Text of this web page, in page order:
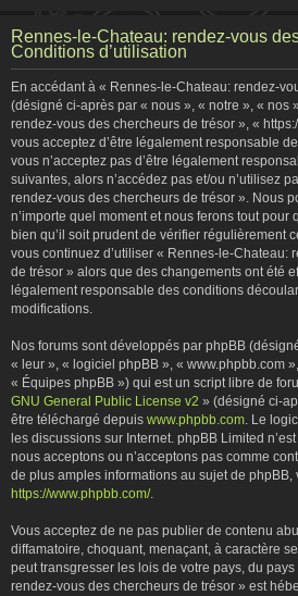
Rennes-le-Chateau: rendez-vous
Conditions d’utilisation
En accédant à « Rennes-le-Chateau: rendez-
(désigné ci-après par « nous », « notre », « nos
rendez-vous des chercheurs de trésor », «
vous acceptez d’être légalement responsable
vous n’acceptez pas d’être légalement
suivantes, alors n’accédez pas et/ou n’utilisez
rendez-vous des chercheurs de trésor ». Nous
n’importe quel moment et nous ferons tout pour
bien qu’il soit prudent de vérifier régulièrement
vous continuez d’utiliser « Rennes-le-Chateau:
de trésor » alors que des changements ont été
légalement responsable des conditions
modifications.
Nos forums sont développés par phpBB
« leur », « logiciel phpBB », « www.phpbb.com
« Équipes phpBB ») qui est un script libre de
GNU General Public License v2 » (désigné ci-
être téléchargé depuis www.phpbb.com. Le
les discussions sur Internet. phpBB Limited
nous acceptons ou n’acceptons pas comme
de plus amples informations au sujet de phpBB,
https://www.phpbb.com/.
Vous acceptez de ne pas publier de contenu
diffamatoire, choquant, menaçant, à caractère
peut transgresser les lois de votre pays, du
rendez-vous des chercheurs de trésor » est